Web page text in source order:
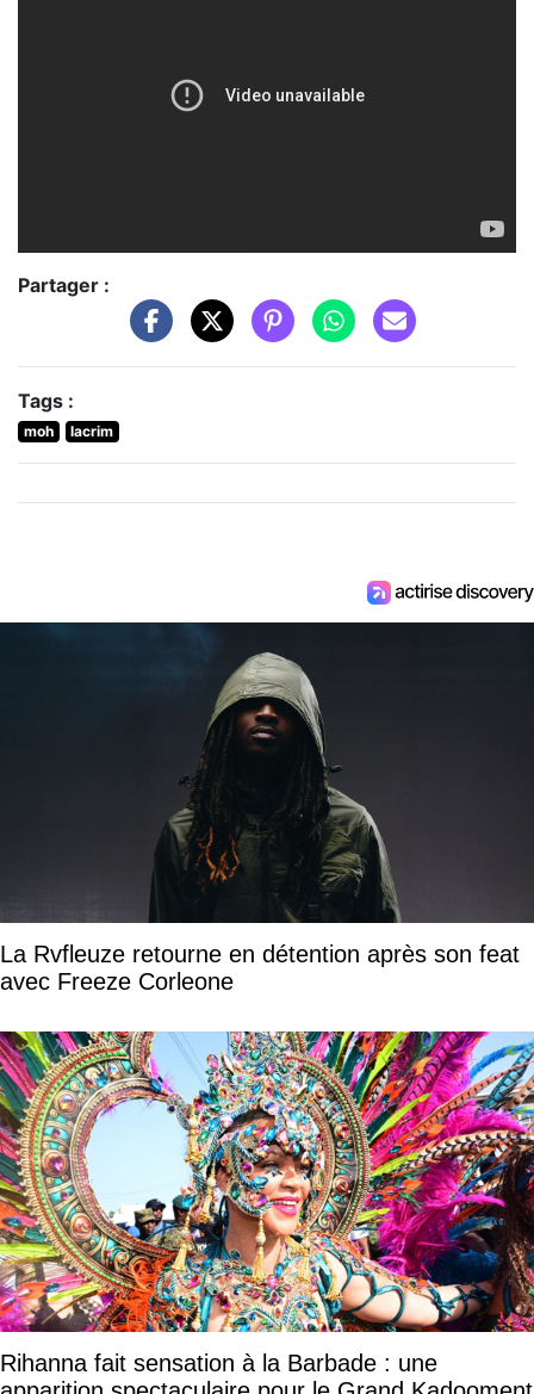
Partager :
Tags :
moh lacrim
La Rvfleuze retourne en détention après son feat
avec Freeze Corleone
Rihanna fait sensation à la Barbade : une